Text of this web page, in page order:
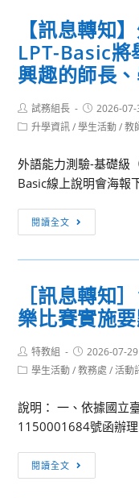
【訊息轉知
LPT-Basic將
興趣的師長
Post
author:
試務組長
Post
published:
2026-07-
Post升學資訊 / 學生活動 / 教
外語能力測驗-基礎級
Basic線上說明會海報
閱讀全文
息
轉
外
語
力
測
基
礎
級
［訊息轉知
樂比賽實施
Post
author:
特教組
Post
published:
2026-07-29
Post學生活動 / 教務處 / 活動
說明： 一、依據國立
1150001684號函辦
閱讀全文
息